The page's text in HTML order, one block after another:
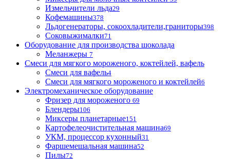
Измельчители льда29
Кофемашины378
Льдогенераторы, сокоохладители,граниторы398
Соковыжималки71
Оборудование для производства шоколада
Меланжеры 7
Смеси для мягкого мороженого, коктейлей, вафель
Смеси для вафель4
Смеси для мягкого мороженого и коктейлей6
Электромеханическое оборудование
Фризер для мороженого 69
Блендеры106
Миксеры планетарные151
Картофелеочистительная машина69
УКМ, процессор кухонный31
Фаршемешальная машина52
Пилы72